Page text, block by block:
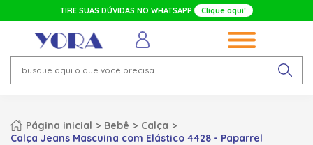
TIRE SUAS DÚVIDAS NO WHATSAPP Clique aqui!
Página inicial Bebê
Calça
Calça Jeans Mascuina com Elástico 4428 - Paparrel